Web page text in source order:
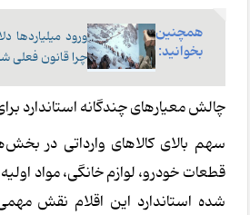
همچنین
بخوانید:
ورود میلیاردها
چرا قانون
چالش معیارهای چندگانه استاندارد
سهم بالای کالاهای وارداتی در
قطعات خودرو، لوازم خانگی، مواد
شده استاندارد این اقلام نقش